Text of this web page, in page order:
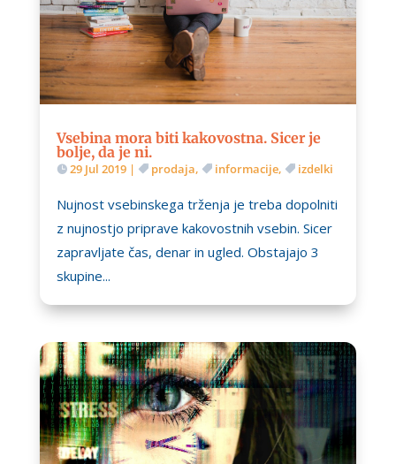
Vsebina mora biti kakovostna. Sicer je
bolje, da je ni.
29 Jul 2019| prodaja, informacije, izdelki
Nujnost vsebinskega trženja je treba dopolniti
z nujnostjo priprave kakovostnih vsebin. Sicer
zapravljate čas, denar in ugled. Obstajajo 3
skupine...